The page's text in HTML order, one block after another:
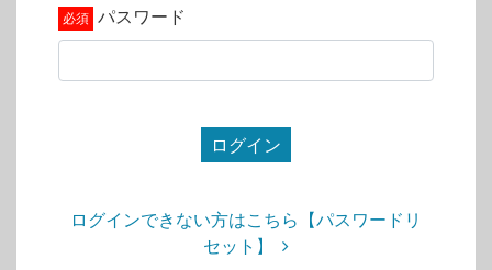
パスワード
ログイン
ログインできない方はこちら【パスワードリ
セット】